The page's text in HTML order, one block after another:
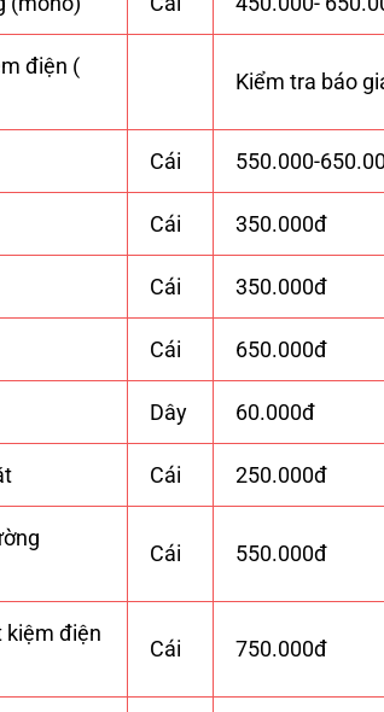
điện (
Kiểm tra báo
Cái 550.000-
Cái 350.000đ
Cái 350.000đ
Cái 650.000đ
Dây 60.000đ
Cái 250.000đ
Cái 550.000đ
kiệm điện
Cái 750.000đ